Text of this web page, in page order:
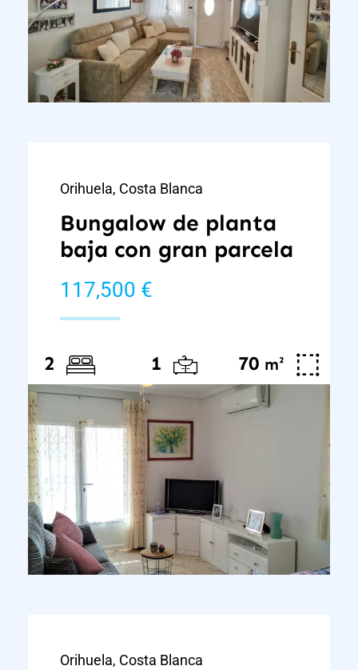
Orihuela, Costa Blanca
Bungalow de planta
baja con gran parcela
117,500 €
2 1 70 m²
Orihuela, Costa Blanca